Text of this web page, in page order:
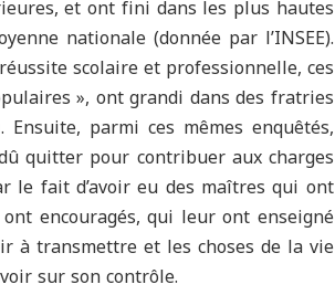
et ont fini dans les plus hautes
nationale (donnée par l’INSEE).
scolaire et professionnelle, ces
», ont grandi dans des fratries
parmi ces mêmes enquêtés,
quitter pour contribuer aux charges
fait d’avoir eu des maîtres qui ont
encouragés, qui leur ont enseigné
à transmettre et les choses de la vie
sur son contrôle.